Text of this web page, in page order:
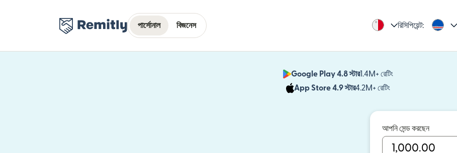
পার্সোনাল বিজনেস রিসিপিয়েন্ট:
Google Play 4.8 স্টার1.4M+ রেটিং
App Store 4.9 স্টার4.2M+ রেটিং
আপনি সেন্ড করছেন